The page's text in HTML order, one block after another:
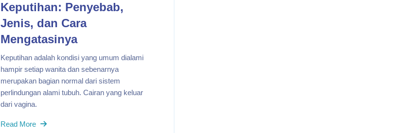
Keputihan: Penyebab,
Jenis, dan Cara
Mengatasinya
Keputihan adalah kondisi yang umum dialami
hampir setiap wanita dan sebenarnya
merupakan bagian normal dari sistem
perlindungan alami tubuh. Cairan yang keluar
dari vagina.
Read More